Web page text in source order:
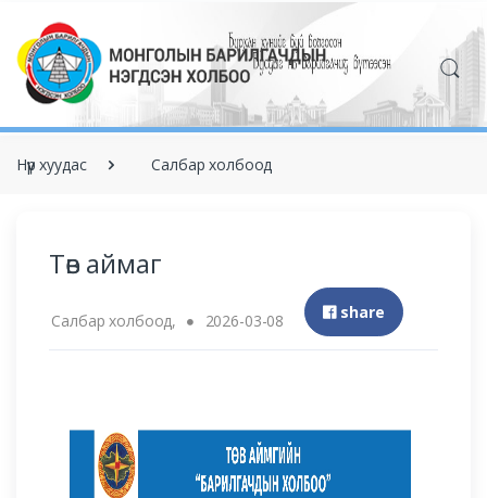
Нүүр хуудас Салбар холбоод
Төв аймаг
share
Салбар холбоод, 2026-03-08